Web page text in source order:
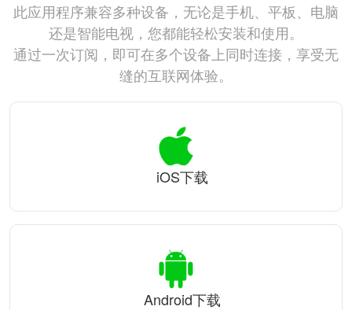
此应用程序兼容多种设备，无论是手机、平板、电脑
还是智能电视，您都能轻松安装和使用。
通过一次订阅，即可在多个设备上同时连接，享受无
缝的互联网体验。
iOS下载
Android下载